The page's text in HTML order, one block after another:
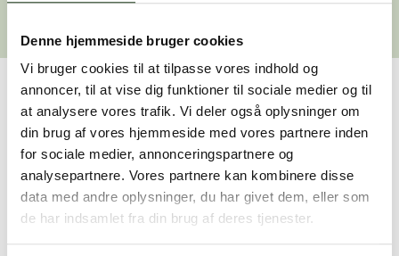
Denne hjemmeside bruger cookies
Vi bruger cookies til at tilpasse vores indhold og
annoncer, til at vise dig funktioner til sociale medier og til
at analysere vores trafik. Vi deler også oplysninger om
din brug af vores hjemmeside med vores partnere inden
for sociale medier, annonceringspartnere og
analysepartnere. Vores partnere kan kombinere disse
data med andre oplysninger, du har givet dem, eller som
de har indsamlet fra din brug af deres tjenester.
Har du brug for hjælp?
Vi er her for at hjælpe dig. Du er velkommen til at kontakte
os, hvis du har spørgsmål eller brug for assistance.
59 45 10 14
Find nærmeste afdeling